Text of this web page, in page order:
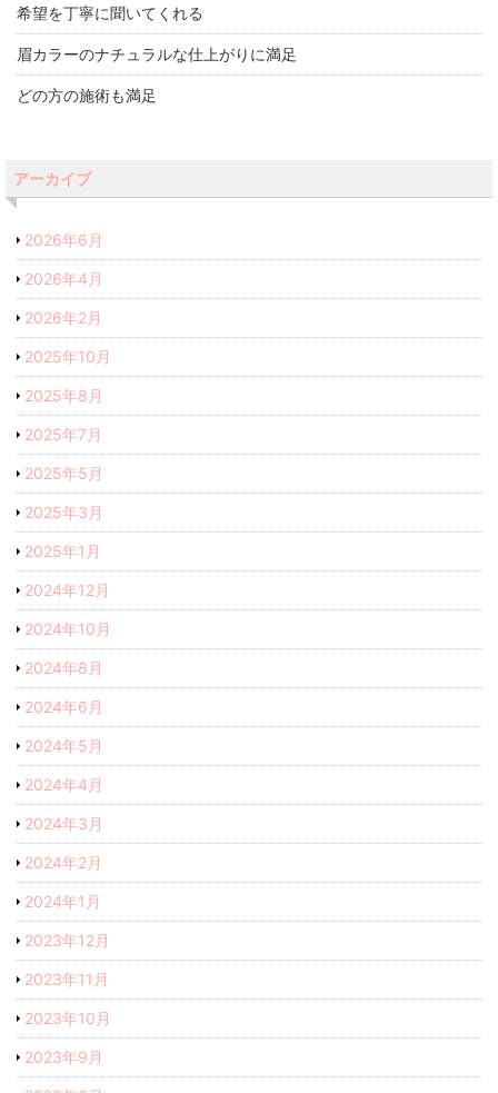
希望を丁寧に聞いてくれる
眉カラーのナチュラルな仕上がりに満足
どの方の施術も満足
アーカイブ
2026年6月
2026年4月
2026年2月
2025年10月
2025年8月
2025年7月
2025年5月
2025年3月
2025年1月
2024年12月
2024年10月
2024年8月
2024年6月
2024年5月
2024年4月
2024年3月
2024年2月
2024年1月
2023年12月
2023年11月
2023年10月
2023年9月